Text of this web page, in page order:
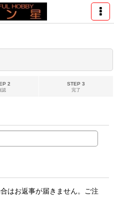
2
認
STEP 3
完了
はお返事が届きません。ご注